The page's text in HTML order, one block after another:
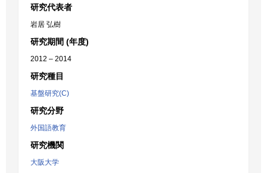
研究代表者
岩居 弘樹
研究期間 (年度)
2012 – 2014
研究種目
基盤研究(C)
研究分野
外国語教育
研究機関
大阪大学